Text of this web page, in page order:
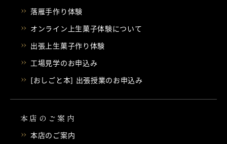
落雁手作り体験
オンライン上生菓子体験について
出張上生菓子作り体験
工場見学のお申込み
[おしごと本] 出張授業のお申込み
本店のご案内
本店のご案内